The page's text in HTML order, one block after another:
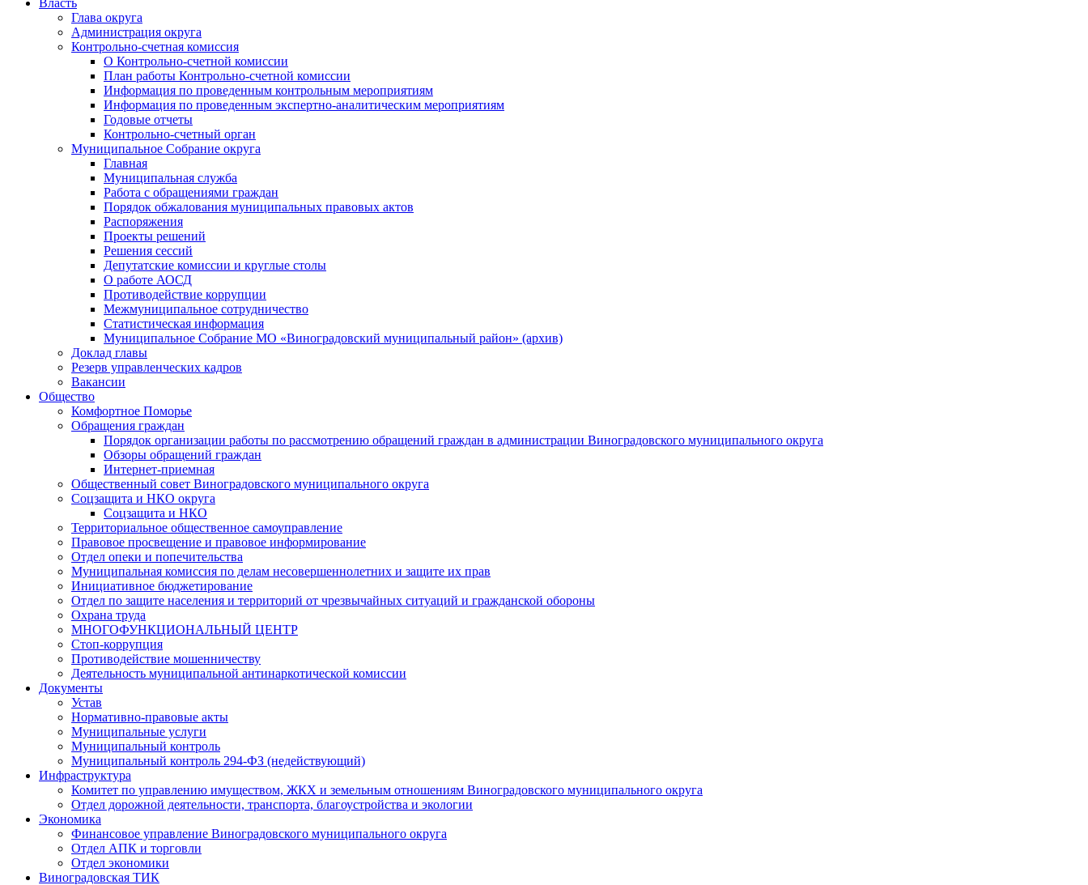
Власть
Глава округа
Администрация округа
Контрольно-счетная комиссия
О Контрольно-счетной комиссии
План работы Контрольно-счетной комиссии
Информация по проведенным контрольным мероприятиям
Информация по проведенным экспертно-аналитическим мероприятиям
Годовые отчеты
Контрольно-счетный орган
Муниципальное Собрание округа
Главная
Муниципальная служба
Работа с обращениями граждан
Порядок обжалования муниципальных правовых актов
Распоряжения
Проекты решений
Решения сессий
Депутатские комиссии и круглые столы
О работе АОСД
Противодействие коррупции
Межмуниципальное сотрудничество
Статистическая информация
Муниципальное Собрание МО «Виноградовский муниципальный район» (архив)
Доклад главы
Резерв управленческих кадров
Вакансии
Общество
Комфортное Поморье
Обращения граждан
Порядок организации работы по рассмотрению обращений граждан в администрации Виноградовского муниципального округа
Обзоры обращений граждан
Интернет-приемная
Общественный совет Виноградовского муниципального округа
Соцзащита и НКО округа
Соцзащита и НКО
Территориальное общественное самоуправление
Правовое просвещение и правовое информирование
Отдел опеки и попечительства
Муниципальная комиссия по делам несовершеннолетних и защите их прав
Инициативное бюджетирование
Отдел по защите населения и территорий от чрезвычайных ситуаций и гражданской обороны
Охрана труда
МНОГОФУНКЦИОНАЛЬНЫЙ ЦЕНТР
Стоп-коррупция
Противодействие мошенничеству
Деятельность муниципальной антинаркотической комиссии
Документы
Устав
Нормативно-правовые акты
Муниципальные услуги
Муниципальный контроль
Муниципальный контроль 294-ФЗ (недействующий)
Инфраструктура
Комитет по управлению имуществом, ЖКХ и земельным отношениям Виноградовского муниципального округа
Отдел дорожной деятельности, транспорта, благоустройства и экологии
Экономика
Финансовое управление Виноградовского муниципального округа
Отдел АПК и торговли
Отдел экономики
Виноградовская ТИК